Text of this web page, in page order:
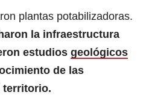
plantas potabilizadoras.
la infraestructura
estudios geológicos
de las
territorio.